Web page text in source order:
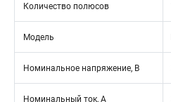
Количество полюсов
Модель
Номинальное напряжение, В
Номинальный ток, А